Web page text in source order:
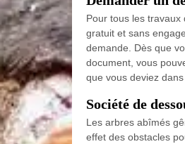
Pour tous les travaux
gratuit et sans
demande. Dès que
document, vous
que vous deviez
Société de
Les arbres abîmés
effet des obstacles